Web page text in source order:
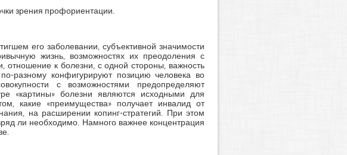
зрения профориентации.
его заболевании, субъективной значимости
жизнь, возможностях их преодоления с
к болезни, с одной стороны, важность
разному конфигурируют позицию человека во
с возможностями предопределяют
«картины» болезни являются исходными для
какие «преимущества» получает инвалид от
на расширении копинг-стратегий. При этом
ли необходимо. Намного важнее концентрация